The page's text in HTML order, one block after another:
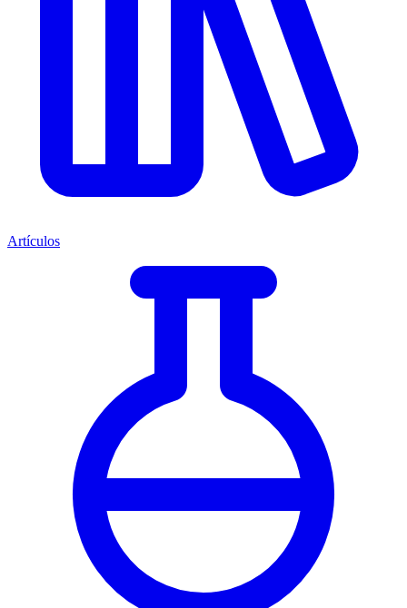
Artículos